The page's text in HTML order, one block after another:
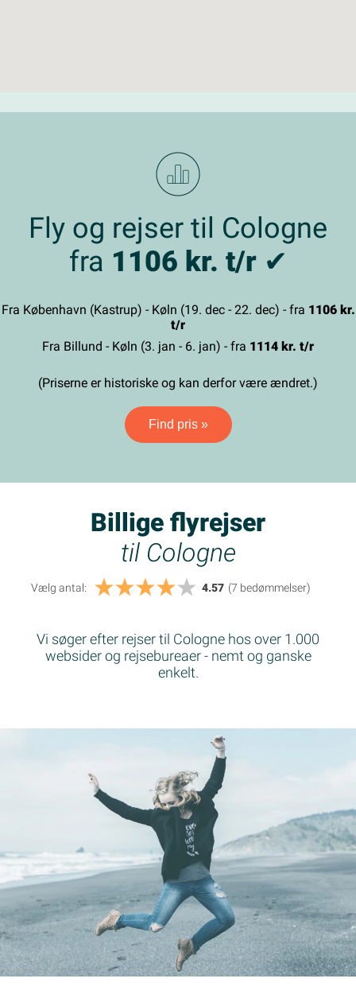
Fly og rejser til Cologne
fra 1106 kr. t/r✔
Fra København (Kastrup) - Køln (19. dec - 22. dec) - fra 1106 kr.
t/r
Fra Billund - Køln (3. jan - 6. jan) - fra 1114 kr. t/r
(Priserne er historiske og kan derfor være ændret.)
Find pris »
Billige flyrejser
til Cologne
Vælg antal: 4.57 (7 bedømmelser)
Vi søger efter rejser til Cologne hos over 1.000
websider og rejsebureaer - nemt og ganske
enkelt.